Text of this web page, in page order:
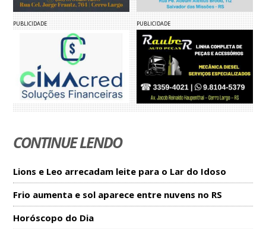
PUBLICIDADE PUBLICIDADE
CONTINUE LENDO
Lions e Leo arrecadam leite para o Lar do Idoso
Frio aumenta e sol aparece entre nuvens no RS
Horóscopo do Dia